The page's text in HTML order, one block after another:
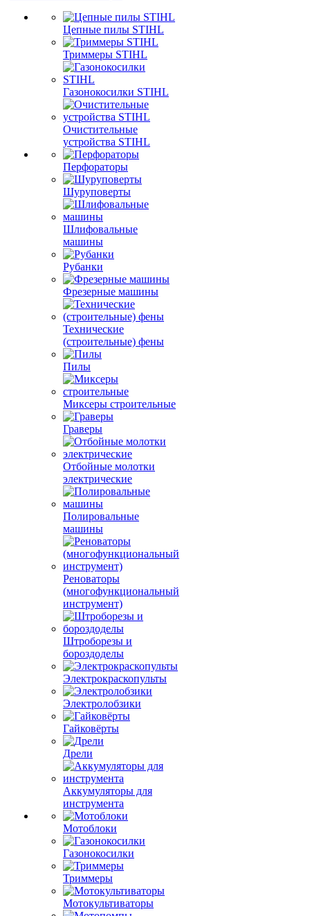
Цепные пилы STIHL
Триммеры STIHL
Газонокосилки STIHL
Очистительные
устройства STIHL
Перфораторы
Шуруповерты
Шлифовальные
машины
Рубанки
Фрезерные машины
Технические
(строительные) фены
Пилы
Миксеры строительные
Граверы
Отбойные молотки
электрические
Полировальные
машины
Реноваторы
(многофункциональный
инструмент)
Штроборезы и
бороздоделы
Электрокраскопульты
Электролобзики
Гайковёрты
Дрели
Аккумуляторы для
инструмента
Мотоблоки
Газонокосилки
Триммеры
Мотокультиваторы